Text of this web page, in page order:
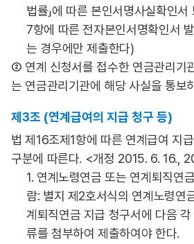
법률」에 따른 본인서명사실확인
7항에 따른 전자본인서명확인서
는 경우에만 제출한다)
② 연계 신청서를 접수한 연금관리기
는 연금관리기관에 해당 사실을 통보
제3조 (연계급여의 지급 청구 등)
법 제16조제1항에 따른 연계급여 지
구분에 따른다. <개정 2015. 6. 16.,
1. 연계노령연금 또는 연계퇴직연
람: 별지 제2호서식의 연계노령연
계퇴직연금 지급 청구서에 다음
류를 첨부하여 제출하여야 한다.